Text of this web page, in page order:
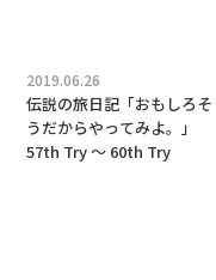
2019.06.26
伝説の旅日記「おもしろそ
うだからやってみよ。」
57th Try 〜 60th Try